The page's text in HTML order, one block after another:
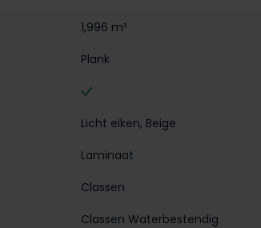
1,996 m²
Plank
Licht eiken, Beige
Laminaat
Classen
Classen Waterbestendig